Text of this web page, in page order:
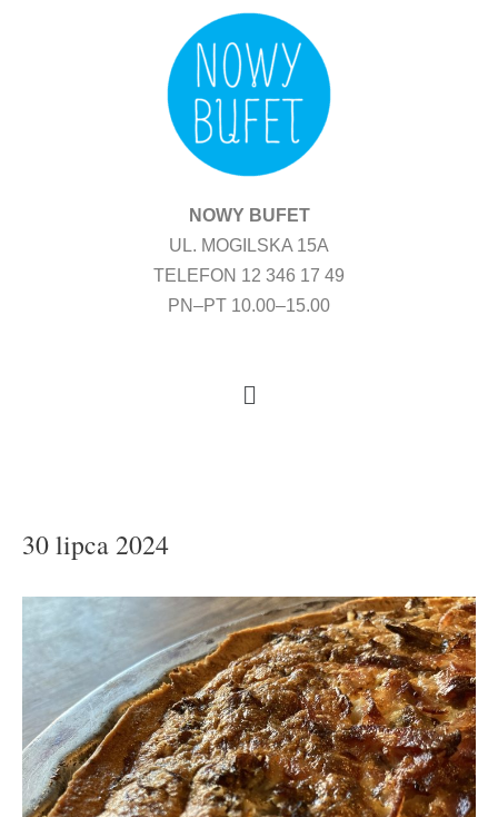
NOWY BUFET
UL. MOGILSKA 15A
TELEFON 12 346 17 49
PN–PT 10.00–15.00
Menu
30 lipca 2024